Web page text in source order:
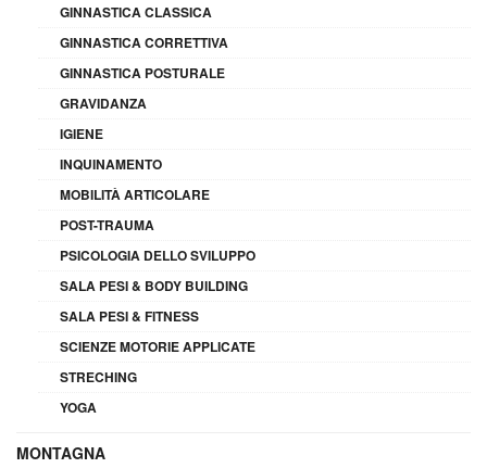
GINNASTICA CLASSICA
GINNASTICA CORRETTIVA
GINNASTICA POSTURALE
GRAVIDANZA
IGIENE
INQUINAMENTO
MOBILITÀ ARTICOLARE
POST-TRAUMA
PSICOLOGIA DELLO SVILUPPO
SALA PESI & BODY BUILDING
SALA PESI & FITNESS
SCIENZE MOTORIE APPLICATE
STRECHING
YOGA
MONTAGNA